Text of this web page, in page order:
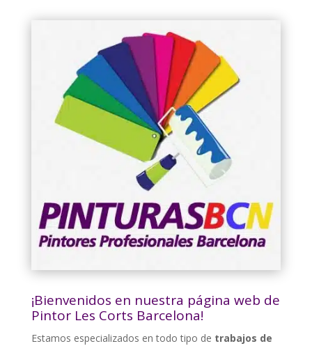
¡Bienvenidos en nuestra página web de
Pintor Les Corts Barcelona!
Estamos especializados en todo tipo de trabajos de